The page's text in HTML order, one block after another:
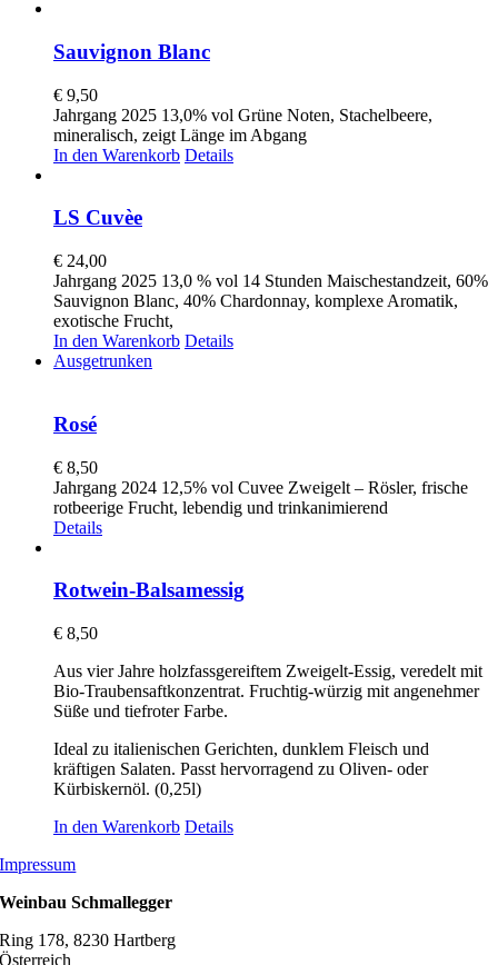
Sauvignon Blanc
€ 9,50
Jahrgang 2025 13,0% vol Grüne Noten, Stachelbeere,
mineralisch, zeigt Länge im Abgang
In den Warenkorb Details
LS Cuvèe
€ 24,00
Jahrgang 2025 13,0 % vol 14 Stunden Maischestandzeit, 60%
Sauvignon Blanc, 40% Chardonnay, komplexe Aromatik,
exotische Frucht,
In den Warenkorb Details
Ausgetrunken
Rosé
€ 8,50
Jahrgang 2024 12,5% vol Cuvee Zweigelt – Rösler, frische
rotbeerige Frucht, lebendig und trinkanimierend
Details
Rotwein-Balsamessig
€ 8,50
Aus vier Jahre holzfassgereiftem Zweigelt-Essig, veredelt mit
Bio-Traubensaftkonzentrat. Fruchtig-würzig mit angenehmer
Süße und tiefroter Farbe.
Ideal zu italienischen Gerichten, dunklem Fleisch und
kräftigen Salaten. Passt hervorragend zu Oliven- oder
Kürbiskernöl. (0,25l)
In den Warenkorb Details
Impressum
Weinbau Schmallegger
Ring 178, 8230 Hartberg
Österreich